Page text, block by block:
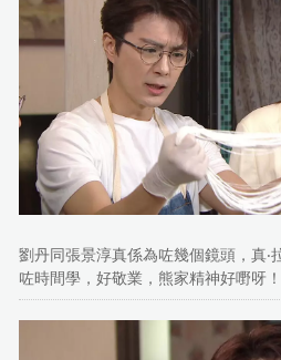
劉丹同張景淳真係為咗幾個鏡頭，真‧
咗時間學，好敬業，熊家精神好嘢呀！